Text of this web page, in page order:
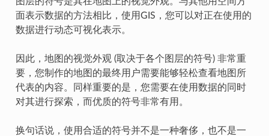
面表示数据的方法相比，使用GIS，您可以对正在使用的
数据进行动态可视化表示。
因此，地图的视觉外观 (取决于各个图层的符号) 非常重
要，您制作的地图的最终用户需要能够轻松查看地图所
代表的内容。同样重要的是，您需要在使用数据的同时
对其进行探索，而优质的符号非常有用。
换句话说，使用合适的符号并不是一种奢侈，也不是一